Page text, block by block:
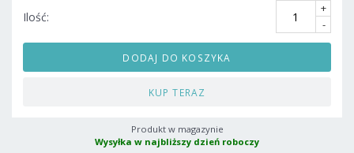
Ilość:
+
-
DODAJ DO KOSZYKA
KUP TERAZ
Produkt w magazynie
Wysyłka w najbliższy dzień roboczy